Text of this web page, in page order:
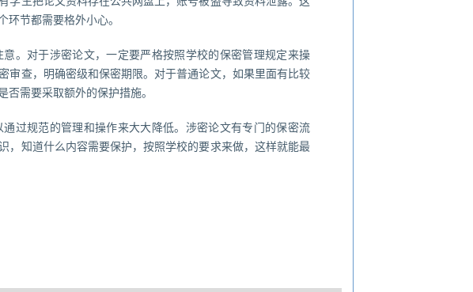
节都需要格外小心。
。对于涉密论文，一定要严格按照学校的保密管理规定来操
审查，明确密级和保密期限。对于普通论文，如果里面有比较
需要采取额外的保护措施。
过规范的管理和操作来大大降低。涉密论文有专门的保密流
，知道什么内容需要保护，按照学校的要求来做，这样就能最